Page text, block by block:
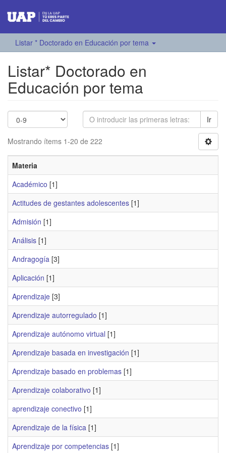
Listar * Doctorado en Educación por tema
Listar* Doctorado en
Educación por tema
Ir
Mostrando ítems 1-20 de 222
Materia
Académico [1]
Actitudes de gestantes adolescentes [1]
Admisión [1]
Análisis [1]
Andragogía [3]
Aplicación [1]
Aprendizaje [3]
Aprendizaje autorregulado [1]
Aprendizaje autónomo virtual [1]
Aprendizaje basada en investigación [1]
Aprendizaje basado en problemas [1]
Aprendizaje colaborativo [1]
aprendizaje conectivo [1]
Aprendizaje de la física [1]
Aprendizaje por competencias [1]